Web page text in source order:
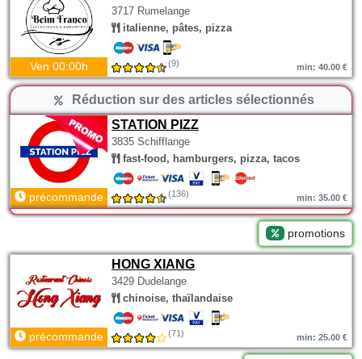
3717 Rumelange
italienne, pâtes, pizza
Ven 00:00h (9) min: 40.00 €
Réduction sur des articles sélectionnés
STATION PIZZ
3835 Schifflange
fast-food, hamburgers, pizza, tacos
précommande (136) min: 35.00 €
promotions
HONG XIANG
3429 Dudelange
chinoise, thaïlandaise
précommande (71) min: 25.00 €